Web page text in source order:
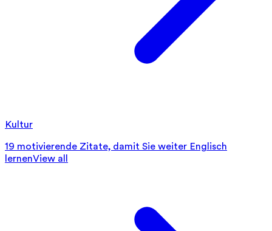
Kultur
19 motivierende Zitate, damit Sie weiter Englisch
lernenView all